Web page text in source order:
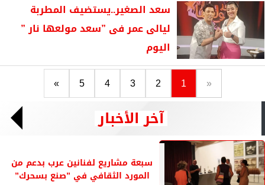
سعد الصغير..يستضيف المطربة
ليالى عمر فى ”سعد مولعها نار ”
اليوم
«
1
2
3
4
5
»
آخر الأخبار
سبعة مشاريع لفنانين عرب بدعم من
المورد الثقافي في ”صنع بسحرك”